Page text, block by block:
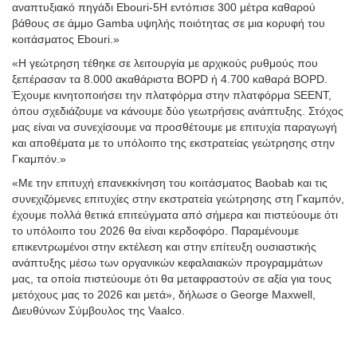
αναπτυξιακό πηγάδι Ebouri-5H εντόπισε 300 μέτρα καθαρού
βάθους σε άμμο Gamba υψηλής ποιότητας σε μια κορυφή του
κοιτάσματος Ebouri.»
«Η γεώτρηση τέθηκε σε λειτουργία με αρχικούς ρυθμούς που
ξεπέρασαν τα 8.000 ακαθάριστα BOPD ή 4.700 καθαρά BOPD.
Έχουμε κινητοποιήσει την πλατφόρμα στην πλατφόρμα SEENT,
όπου σχεδιάζουμε να κάνουμε δύο γεωτρήσεις ανάπτυξης. Στόχος
μας είναι να συνεχίσουμε να προσθέτουμε με επιτυχία παραγωγή
και αποθέματα με το υπόλοιπο της εκστρατείας γεώτρησης στην
Γκαμπόν.»
«Με την επιτυχή επανεκκίνηση του κοιτάσματος Baobab και τις
συνεχιζόμενες επιτυχίες στην εκστρατεία γεώτρησης στη Γκαμπόν,
έχουμε πολλά θετικά επιτεύγματα από σήμερα και πιστεύουμε ότι
το υπόλοιπο του 2026 θα είναι κερδοφόρο. Παραμένουμε
επικεντρωμένοι στην εκτέλεση και στην επίτευξη ουσιαστικής
ανάπτυξης μέσω των οργανικών κεφαλαιακών προγραμμάτων
μας, τα οποία πιστεύουμε ότι θα μεταφραστούν σε αξία για τους
μετόχους μας το 2026 και μετά», δήλωσε ο George Maxwell,
Διευθύνων Σύμβουλος της Vaalco.